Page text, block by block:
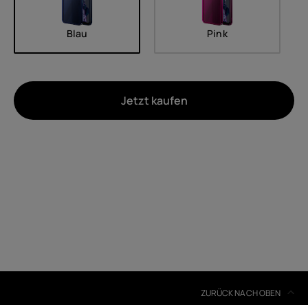
Blau Pink
Jetzt kaufen
ZURÜCK NACH OBEN